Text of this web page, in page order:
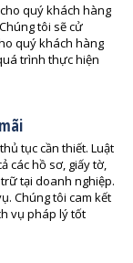
quý khách hàng
tôi sẽ cử
quý khách hàng
trình thực hiện
tục cần thiết. Luật
các hồ sơ, giấy tờ,
tại doanh nghiệp.
Chúng tôi cam kết
vụ pháp lý tốt